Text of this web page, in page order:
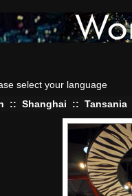
select your language
:: Shanghai :: Tansania